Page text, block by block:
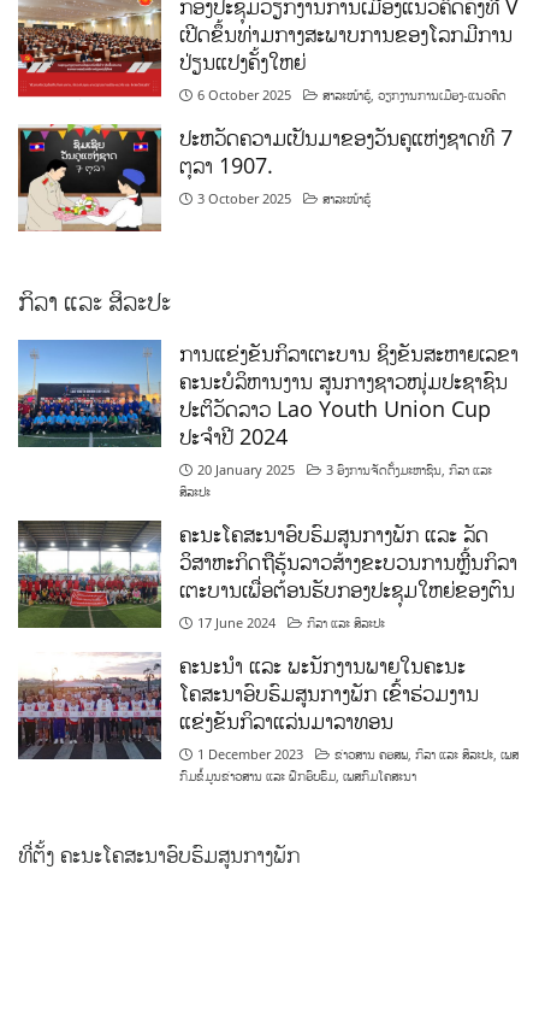
ກອງປະຊຸມວຽກງານການເມືອງແນວຄິດຄັ້ງທີ V
ເປີດຂຶ້ນທ່າມກາງສະພາບການຂອງໂລກມີການ
ປ່ຽນແປງຄັ້ງໃຫຍ່
6 October 2025 ສາລະໜ້າຮູ້ ,ວຽກງານການເມືອງ-ແນວຄິດ
ປະຫວັດຄວາມເປັນມາຂອງວັນຄູແຫ່ງຊາດທີ 7
ຕຸລາ 1907.
3 October 2025 ສາລະໜ້າຮູ້
ກິລາ ແລະ ສິລະປະ
ການແຂ່ງຂັນກິລາເຕະບານ ຊິງຂັນສະຫາຍເລຂາ
ຄະນະບໍລິຫານງານ ສູນກາງຊາວໜຸ່ມປະຊາຊົນ
ປະຕິວັດລາວ Lao Youth Union Cup
ປະຈຳປີ 2024
20 January 2025 3 ອົງການຈັດຕັ້ງມະຫາຊົນ,ກິລາ ແລະ
ສິລະປະ
ຄະນະໂຄສະນາອົບຮົມສູນກາງພັກ ແລະ ລັດ
ວິສາຫະກິດຖືຮຸ້ນລາວສ້າງຂະບວນການຫຼີ້ນກິລາ
ເຕະບານເພື່ອຕ້ອນຮັບກອງປະຊຸມໃຫຍ່ຂອງຕົນ
17 June 2024 ກິລາ ແລະ ສິລະປະ
ຄະນະນຳ ແລະ ພະນັກງານພາຍໃນຄະນະ
ໂຄສະນາອົບຮົມສູນກາງພັກ ເຂົ້າຮ່ວມງານ
ແຂ່ງຂັນກິລາແລ່ນມາລາທອນ
1 December 2023 ຂ່າວສານ ຄອສພ,ກິລາ ແລະ ສິລະປະ,ເພສ
ກົມຂໍ້ມູນຂ່າວສານ ແລະ ຝຶກອົບຮົມ,ເພສກົມໂຄສະນາ
ທີ່ຕັ້ງ ຄະນະໂຄສະນາອົບຮົມສູນກາງພັກ